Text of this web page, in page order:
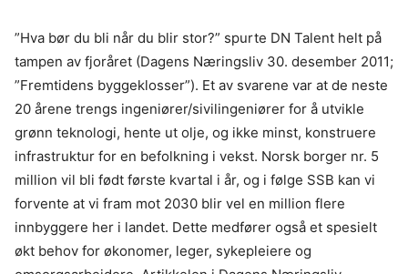
”Hva bør du bli når du blir stor?” spurte DN Talent helt på
tampen av fjoråret (Dagens Næringsliv 30. desember 2011;
”Fremtidens byggeklosser”). Et av svarene var at de neste
20 årene trengs ingeniører/sivilingeniører for å utvikle
grønn teknologi, hente ut olje, og ikke minst, konstruere
infrastruktur for en befolkning i vekst. Norsk borger nr. 5
million vil bli født første kvartal i år, og i følge SSB kan vi
forvente at vi fram mot 2030 blir vel en million flere
innbyggere her i landet. Dette medfører også et spesielt
økt behov for økonomer, leger, sykepleiere og